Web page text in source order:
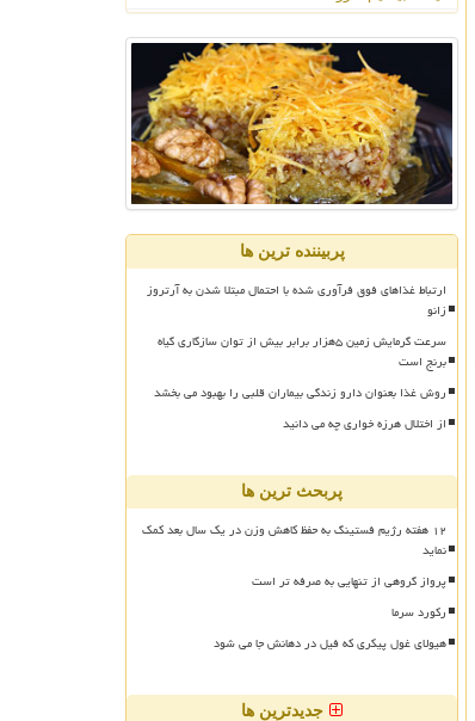
پربیننده ترین ها
ارتباط غذاهای فوق فرآوری شده با احتمال مبتلا شدن به آرتروز
زانو
سرعت گرمایش زمین ۵هزار برابر بیش از توان سازگاری گیاه
برنج است
روش غذا بعنوان دارو زندگی بیماران قلبی را بهبود می بخشد
از اختلال هرزه خواری چه می دانید
پربحث ترین ها
۱۲ هفته رژیم فستینگ به حفظ کاهش وزن در یک سال بعد کمک
نماید
پرواز گروهی از تنهایی به صرفه تر است
رکورد سرما
هیولای غول پیکری که فیل در دهانش جا می شود
جدیدترین ها